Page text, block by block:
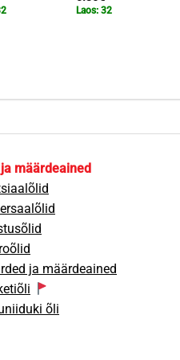
Laos: 32
määrdeained
ja määrdeained
õli